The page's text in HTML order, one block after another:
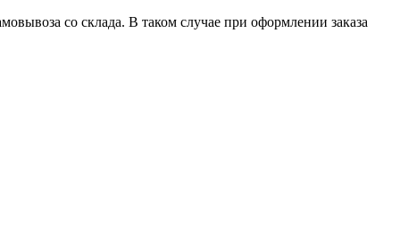
со склада. В таком случае при оформлении заказа